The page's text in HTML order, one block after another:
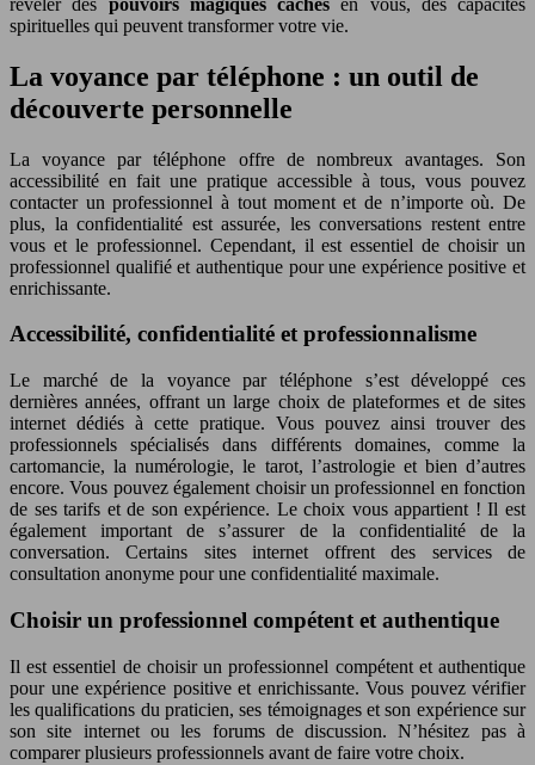
spirituelles qui peuvent transformer votre vie.
La voyance par téléphone : un outil de
découverte personnelle
La voyance par téléphone offre de nombreux avantages. Son
accessibilité en fait une pratique accessible à tous, vous pouvez
contacter un professionnel à tout moment et de n’importe où. De
plus, la confidentialité est assurée, les conversations restent entre
vous et le professionnel. Cependant, il est essentiel de choisir un
professionnel qualifié et authentique pour une expérience positive et
enrichissante.
Accessibilité, confidentialité et professionnalisme
Le marché de la voyance par téléphone s’est développé ces
dernières années, offrant un large choix de plateformes et de sites
internet dédiés à cette pratique. Vous pouvez ainsi trouver des
professionnels spécialisés dans différents domaines, comme la
cartomancie, la numérologie, le tarot, l’astrologie et bien d’autres
encore. Vous pouvez également choisir un professionnel en fonction
de ses tarifs et de son expérience. Le choix vous appartient ! Il est
également important de s’assurer de la confidentialité de la
conversation. Certains sites internet offrent des services de
consultation anonyme pour une confidentialité maximale.
Choisir un professionnel compétent et authentique
Il est essentiel de choisir un professionnel compétent et authentique
pour une expérience positive et enrichissante. Vous pouvez vérifier
les qualifications du praticien, ses témoignages et son expérience sur
son site internet ou les forums de discussion. N’hésitez pas à
comparer plusieurs professionnels avant de faire votre choix.